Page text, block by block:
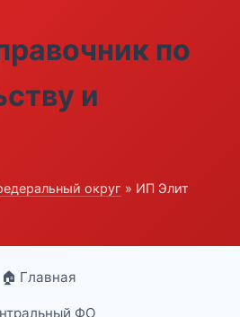
по
и
округ » ИП Элит
🏠 Главная
ФО